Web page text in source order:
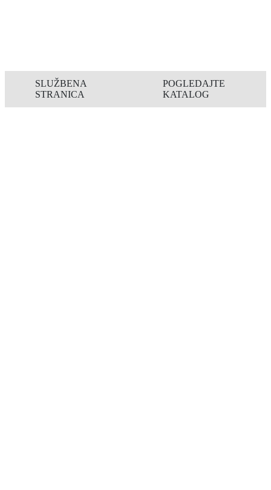
SLUŽBENA
STRANICA
POGLEDAJTE
KATALOG